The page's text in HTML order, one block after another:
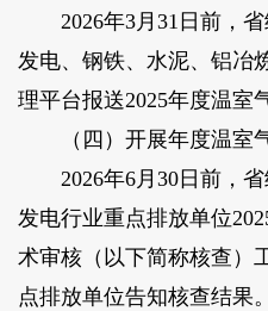
2026年3月31日前，省
发电、钢铁、水泥、铝冶
理平台报送2025年度温室
（四）开展年度温室
2026年6月30日前，省
发电行业重点排放单位
术审核（以下简称核查）
点排放单位告知核查结果